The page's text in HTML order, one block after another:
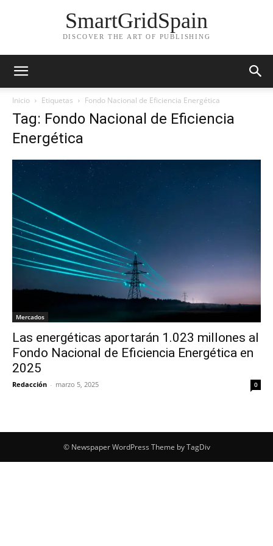
SmartGridSpain
DISCOVER THE ART OF PUBLISHING
Inicio Etiquetas Fondo Nacional de Eficiencia Energética
Tag: Fondo Nacional de Eficiencia
Energética
Mercados
Las energéticas aportarán 1.023 millones al
Fondo Nacional de Eficiencia Energética en
2025
Redacción - marzo 5, 2025 0
© Newspaper WordPress Theme by TagDiv